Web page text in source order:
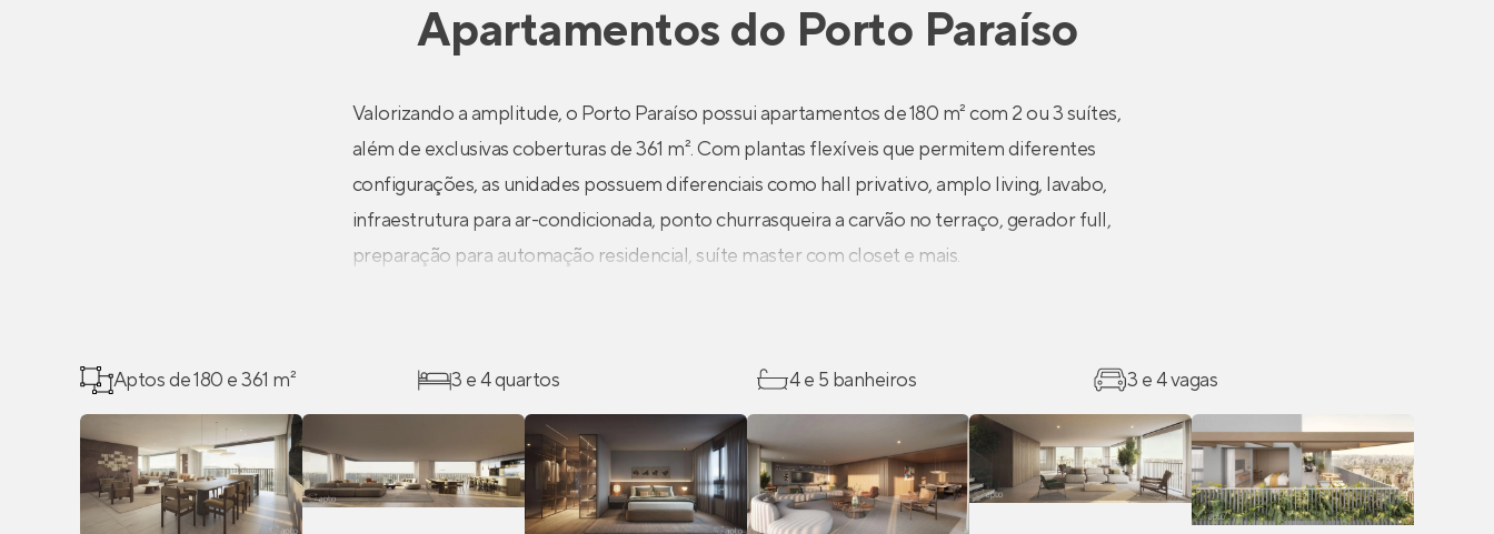
Apartamentos do Porto Paraíso
Valorizando a amplitude, o Porto Paraíso possui apartamentos de 180 m² com 2 ou 3 suítes,
além de exclusivas coberturas de 361 m². Com plantas flexíveis que permitem diferentes
configurações, as unidades possuem diferenciais como hall privativo, amplo living, lavabo,
infraestrutura para ar-condicionada, ponto churrasqueira a carvão no terraço, gerador full,
preparação para automação residencial, suíte master com closet e mais.
Aptos de 180 e 361 m² 3 e 4 quartos 4 e 5 banheiros 3 e 4 vagas